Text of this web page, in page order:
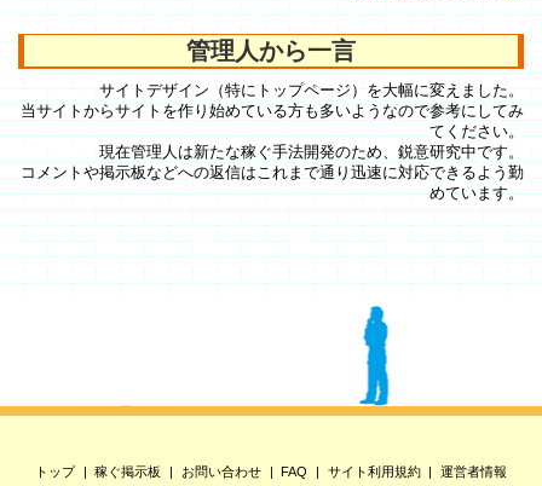
管理人から一言
サイトデザイン（特にトップページ）を大幅に変えました。
当サイトからサイトを作り始めている方も多いようなので参考にしてみ
てください。
現在管理人は新たな稼ぐ手法開発のため、鋭意研究中です。
コメントや掲示板などへの返信はこれまで通り迅速に対応できるよう勤
めています。
トップ 稼ぐ掲示板 お問い合わせ FAQ サイト利用規約 運営者情報